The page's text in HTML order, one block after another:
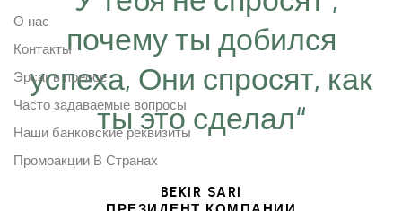
почему ты добился
успеха, Они спросят, как
ты это сделал“
BEKIR SARI
О нас
Контакты
Эрсаг в прессе
Часто задаваемые вопросы
Наши банковские реквизиты
Промоакции В Странах